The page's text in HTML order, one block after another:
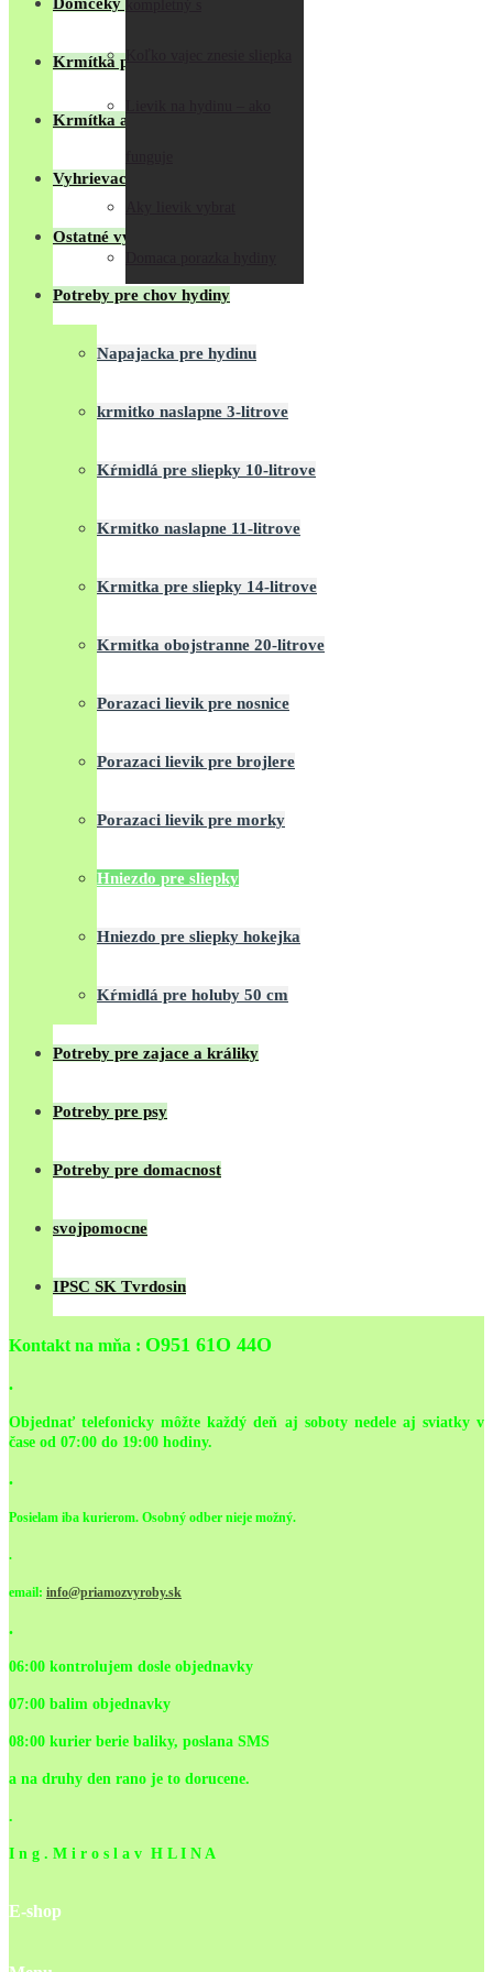
Krmítka pre ošípané
Krmítka a misky pre psy
Vyhrievacie podložky
Ostatné výrobky
Potreby pre chov hydiny
Napajacka pre hydinu
krmitko naslapne 3-litrove
Kŕmidlá pre sliepky 10-litrove
Krmitko naslapne 11-litrove
Krmitka pre sliepky 14-litrove
Krmitka obojstranne 20-litrove
Porazaci lievik pre nosnice
Porazaci lievik pre brojlere
Porazaci lievik pre morky
Hniezdo pre sliepky
Hniezdo pre sliepky hokejka
Kŕmidlá pre holuby 50 cm
Potreby pre zajace a králiky
Potreby pre psy
Potreby pre domacnost
svojpomocne
IPSC SK Tvrdosin
Kontakt na mňa : O951 61O 44O
.
Objednať telefonicky môžte každý deň aj soboty nedele aj sviatky v
čase od 07:00 do 19:00 hodiny.
.
Posielam iba kurierom. Osobný odber nieje možný.
.
email: info@priamozvyroby.sk
.
06:00 kontrolujem dosle objednavky
07:00 balim objednavky
08:00 kurier berie baliky, poslana SMS
a na druhy den rano je to dorucene.
.
I n g . M i r o s l a v H L I N A
E-shop